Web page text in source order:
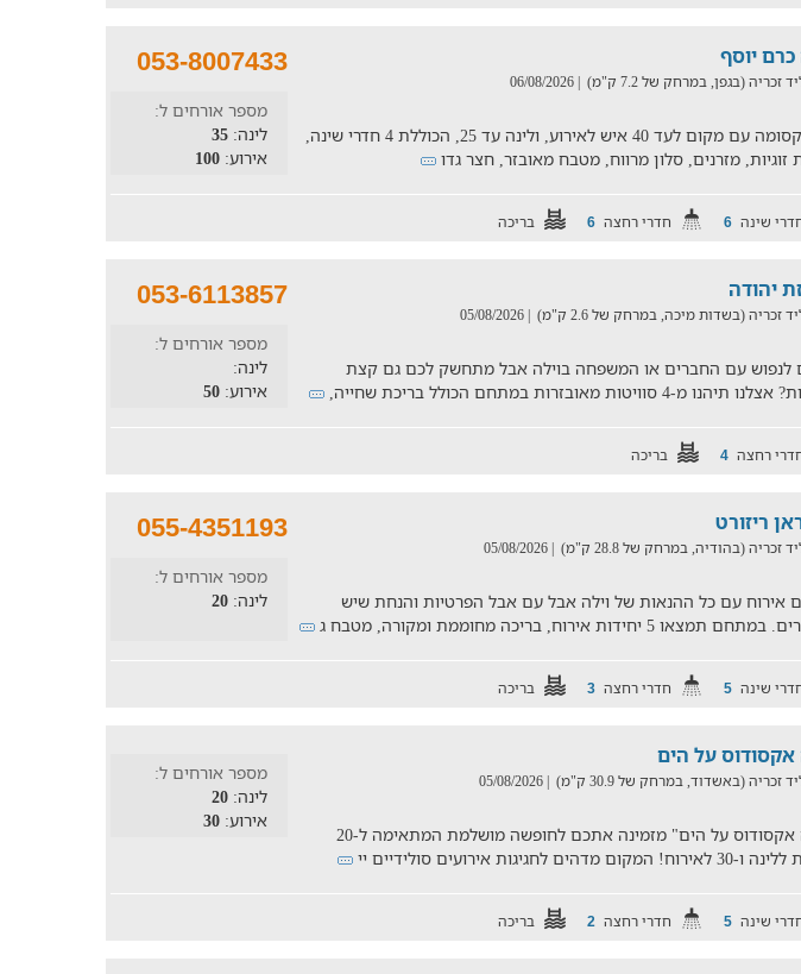
כרם יוסף
זכריה (בגפן, במרחק של 7.2 ק"מ) | 06/08/2026
וילה קסומה עם מקום לעד 40 איש לאירוע, ולינה עד 25, הכוללת 4 חדרי שינה,
זוגיות, מזרנים, סלון מרווח, מטבח מאובזר, חצר גדו
053-8007433
מספר אורחים ל:
לינה:35
אירוע:100
שינה 6 חדרי רחצה 6 בריכה
יהודה
זכריה (בשדות מיכה, במרחק של 2.6 ק"מ) | 05/08/2026
לנפוש עם החברים או המשפחה בוילה אבל מתחשק לכם גם קצת
מ-4 סוויטות מאובזרות במתחם הכולל בריכת שחייה,
053-6113857
מספר אורחים ל:
לינה:
אירוע:50
רחצה 4 בריכה
ריזורט
זכריה (בהודיה, במרחק של 28.8 ק"מ) | 05/08/2026
אירוח עם כל ההנאות של וילה אבל עם אבל הפרטיות והנחת שיש
תמצאו 5 יחידות אירוח, בריכה מחוממת ומקורה, מטבח ג
055-4351193
מספר אורחים ל:
לינה:20
שינה 5 חדרי רחצה 3 בריכה
אקסודוס על הים
זכריה (באשדוד, במרחק של 30.9 ק"מ) | 05/08/2026
"וילה אקסודוס על הים" מזמינה אתכם לחופשה מושלמת המתאימה ל-20
המקום מדהים לחגיגות אירועים סולידיים יי
מספר אורחים ל:
לינה:20
אירוע:30
שינה 5 חדרי רחצה 2 בריכה